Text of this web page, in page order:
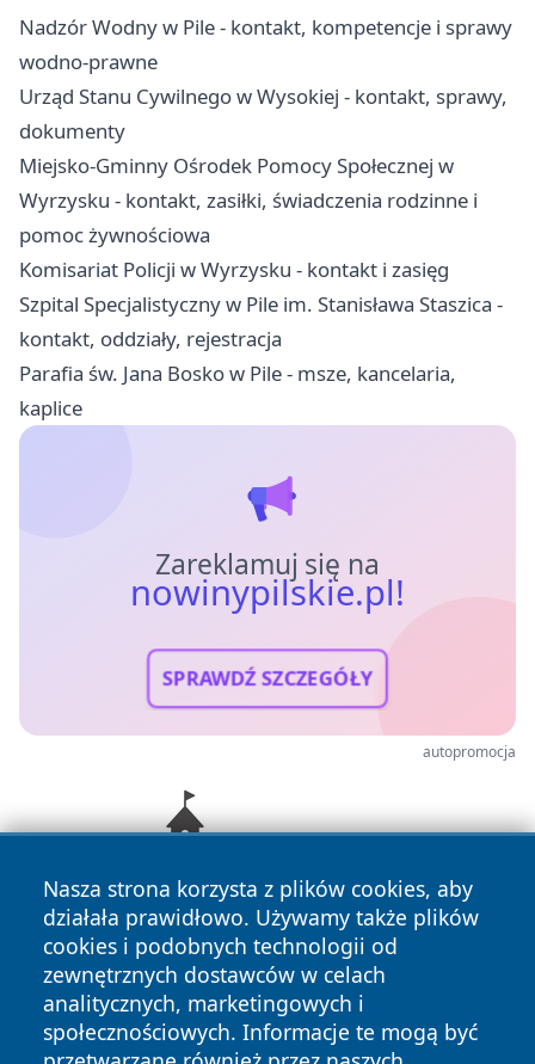
Nadzór Wodny w Pile - kontakt, kompetencje i sprawy
wodno-prawne
Urząd Stanu Cywilnego w Wysokiej - kontakt, sprawy,
dokumenty
Miejsko-Gminny Ośrodek Pomocy Społecznej w
Wyrzysku - kontakt, zasiłki, świadczenia rodzinne i
pomoc żywnościowa
Komisariat Policji w Wyrzysku - kontakt i zasięg
Szpital Specjalistyczny w Pile im. Stanisława Staszica -
kontakt, oddziały, rejestracja
Parafia św. Jana Bosko w Pile - msze, kancelaria,
kaplice
Zareklamuj się na
nowinypilskie.pl!
SPRAWDŹ SZCZEGÓŁY
autopromocja
Nasza strona korzysta z plików cookies, aby
działała prawidłowo. Używamy także plików
cookies i podobnych technologii od
zewnętrznych dostawców w celach
analitycznych, marketingowych i
społecznościowych. Informacje te mogą być